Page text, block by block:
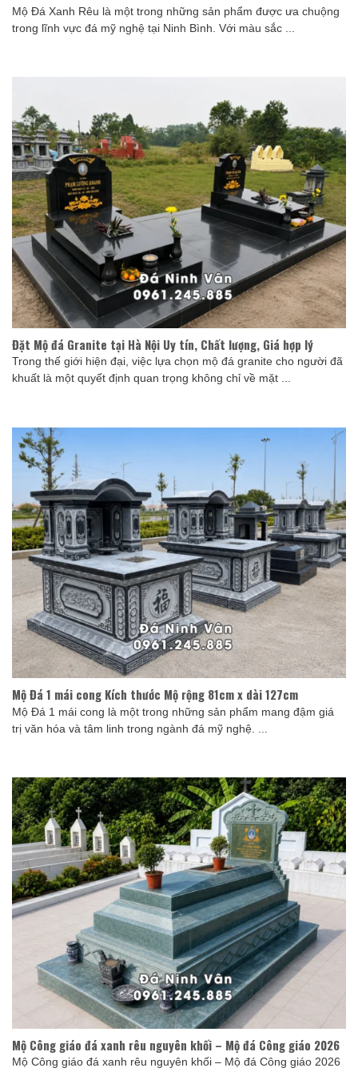
Mộ Đá Xanh Rêu là một trong những sản phẩm được ưa chuộng
trong lĩnh vực đá mỹ nghệ tại Ninh Bình. Với màu sắc ...
Đặt Mộ đá Granite tại Hà Nội Uy tín, Chất lượng, Giá hợp lý
Trong thế giới hiện đại, việc lựa chọn mộ đá granite cho người đã
khuất là một quyết định quan trọng không chỉ về mặt ...
Mộ Đá 1 mái cong Kích thước Mộ rộng 81cm x dài 127cm
Mộ Đá 1 mái cong là một trong những sản phẩm mang đậm giá
trị văn hóa và tâm linh trong ngành đá mỹ nghệ. ...
Mộ Công giáo đá xanh rêu nguyên khối – Mộ đá Công giáo 2026
Mộ Công giáo đá xanh rêu nguyên khối – Mộ đá Công giáo 2026